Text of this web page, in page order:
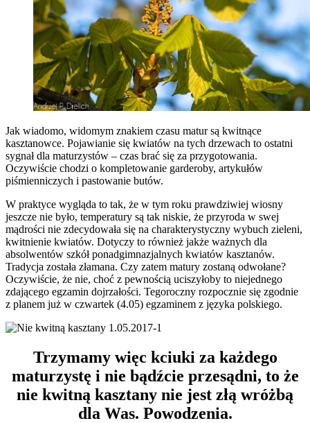
Jak wiadomo, widomym znakiem czasu matur są kwitnące
kasztanowce. Pojawianie się kwiatów na tych drzewach to ostatni
sygnał dla maturzystów – czas brać się za przygotowania.
Oczywiście chodzi o kompletowanie garderoby, artykułów
piśmienniczych i pastowanie butów.
W praktyce wygląda to tak, że w tym roku prawdziwiej wiosny
jeszcze nie było, temperatury są tak niskie, że przyroda w swej
mądrości nie zdecydowała się na charakterystyczny wybuch zieleni,
kwitnienie kwiatów. Dotyczy to również jakże ważnych dla
absolwentów szkół ponadgimnazjalnych kwiatów kasztanów.
Tradycja została złamana. Czy zatem matury zostaną odwołane?
Oczywiście, że nie, choć z pewnością uciszyłoby to niejednego
zdającego egzamin dojrzałości. Tegoroczny rozpocznie się zgodnie
z planem już w czwartek (4.05) egzaminem z języka polskiego.
Trzymamy więc kciuki za każdego
maturzystę i nie bądźcie przesądni, to że
nie kwitną kasztany nie jest złą wróżbą
dla Was. Powodzenia.